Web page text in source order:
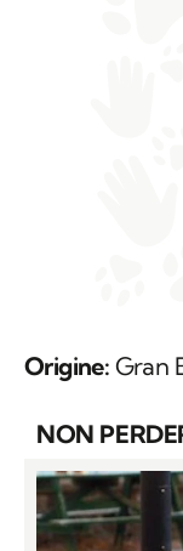
Origine: Gran
NON